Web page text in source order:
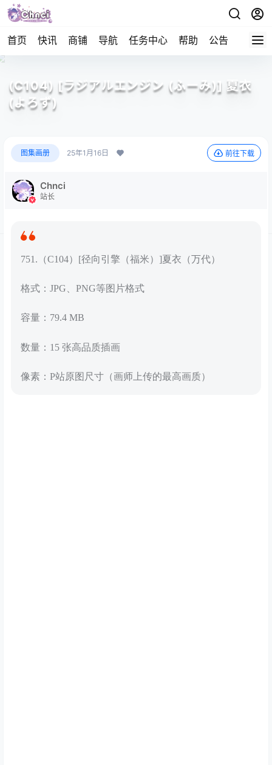
首页 快讯 商铺 导航 任务中心 帮助 公告 APP下
(C104) [ラジアルエンジン (ふーみ)] 夏衣
(よろず)
图集画册 25年1月16日 前往下载
Chnci
站长
751.（C104）[径向引擎（福米）]夏衣（万代）
格式：JPG、PNG等图片格式
容量：79.4 MB
数量：15 张高品质插画
像素：P站原图尺寸（画师上传的最高画质）